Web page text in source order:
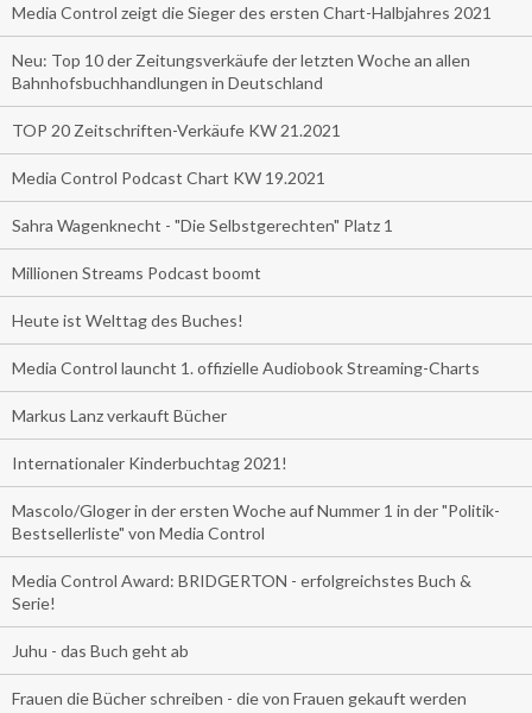
Media Control zeigt die Sieger des ersten Chart-Halbjahres 2021
Neu: Top 10 der Zeitungsverkäufe der letzten Woche an allen
Bahnhofsbuchhandlungen in Deutschland
TOP 20 Zeitschriften-Verkäufe KW 21.2021
Media Control Podcast Chart KW 19.2021
Sahra Wagenknecht - "Die Selbstgerechten" Platz 1
Millionen Streams Podcast boomt
Heute ist Welttag des Buches!
Media Control launcht 1. offizielle Audiobook Streaming-Charts
Markus Lanz verkauft Bücher
Internationaler Kinderbuchtag 2021!
Mascolo/Gloger in der ersten Woche auf Nummer 1 in der "Politik-
Bestsellerliste" von Media Control
Media Control Award: BRIDGERTON - erfolgreichstes Buch &
Serie!
Juhu - das Buch geht ab
Frauen die Bücher schreiben - die von Frauen gekauft werden